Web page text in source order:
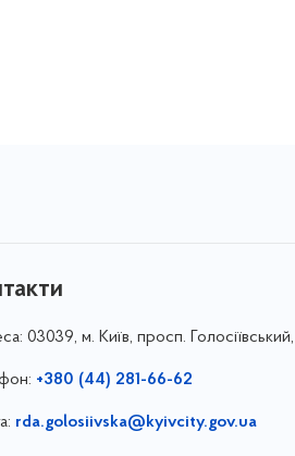
03039, м. Київ, просп.
+380 (44) 281-66-62
rda.golosiivska@kyivcity.gov.ua